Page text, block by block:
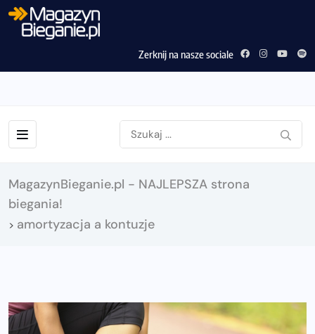
Zerknij na nasze sociale
MagazynBieganie.pl - NAJLEPSZA strona
biegania!
> amortyzacja a kontuzje